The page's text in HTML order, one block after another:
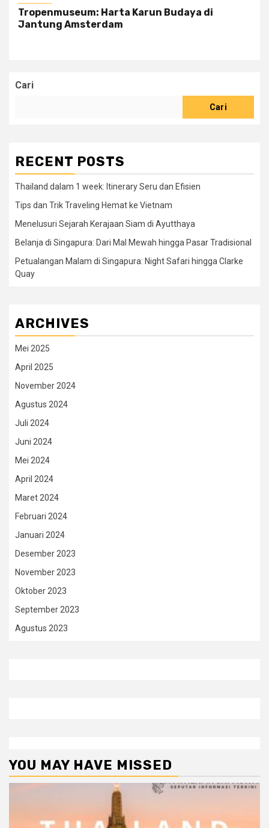
Tropenmuseum: Harta Karun Budaya di
Jantung Amsterdam
Cari
Cari
RECENT POSTS
Thailand dalam 1 week: Itinerary Seru dan Efisien
Tips dan Trik Traveling Hemat ke Vietnam
Menelusuri Sejarah Kerajaan Siam di Ayutthaya
Belanja di Singapura: Dari Mal Mewah hingga Pasar Tradisional
Petualangan Malam di Singapura: Night Safari hingga Clarke
Quay
ARCHIVES
Mei 2025
April 2025
November 2024
Agustus 2024
Juli 2024
Juni 2024
Mei 2024
April 2024
Maret 2024
Februari 2024
Januari 2024
Desember 2023
November 2023
Oktober 2023
September 2023
Agustus 2023
YOU MAY HAVE MISSED